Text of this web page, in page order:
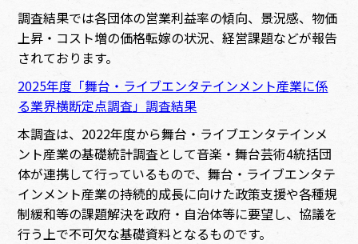
調査結果では各団体の営業利益率の傾向、景況感、物価
上昇・コスト増の価格転嫁の状況、経営課題などが報告
されております。
2025年度「舞台・ライブエンタテインメント産業に係
る業界横断定点調査」調査結果
本調査は、2022年度から舞台・ライブエンタテインメ
ント産業の基礎統計調査として音楽・舞台芸術4統括団
体が連携して行っているもので、舞台・ライブエンタテ
インメント産業の持続的成長に向けた政策支援や各種規
制緩和等の課題解決を政府・自治体等に要望し、協議を
行う上で不可欠な基礎資料となるものです。